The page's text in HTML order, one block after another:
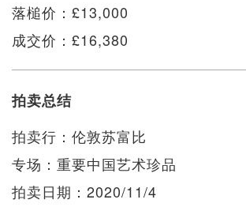
落槌价：£13,000
成交价：£16,380
拍卖总结
拍卖行：伦敦苏富比
专场：重要中国艺术珍品
拍卖日期：2020/11/4